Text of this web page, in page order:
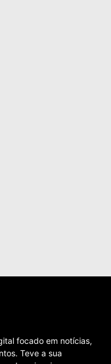
focado em notícias,
Teve a sua